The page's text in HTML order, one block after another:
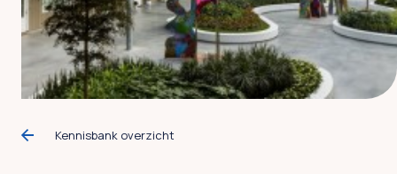
Kennisbank overzicht